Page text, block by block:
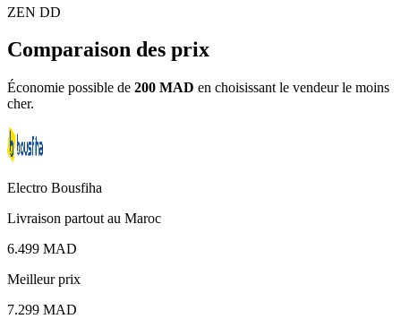
ZEN DD
Comparaison des prix
Économie possible de 200 MAD en choisissant le vendeur le moins
cher.
Electro Bousfiha
Livraison partout au Maroc
6.499 MAD
Meilleur prix
7.299 MAD